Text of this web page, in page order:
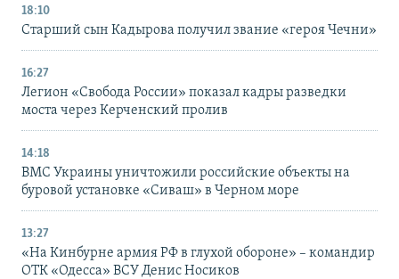
18:10
Старший сын Кадырова получил звание «героя Чечни»
16:27
Легион «Свобода России» показал кадры разведки
моста через Керченский пролив
14:18
ВМС Украины уничтожили российские объекты на
буровой установке «Сиваш» в Черном море
13:27
«На Кинбурне армия РФ в глухой обороне» – командир
ОТК «Одесса» ВСУ Денис Носиков